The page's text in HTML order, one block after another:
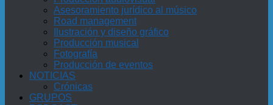
Asesoramiento jurídico al músico
Road management
Ilustración y diseño gráfico
Producción musical
Fotografía
Producción de eventos
NOTICIAS
Crónicas
GRUPOS